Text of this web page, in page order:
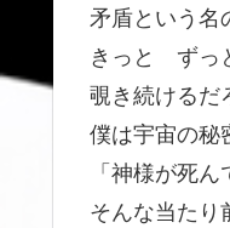
矛盾という
きっと ず
覗き続ける
僕は宇宙の
「神様が死
そんな当たり